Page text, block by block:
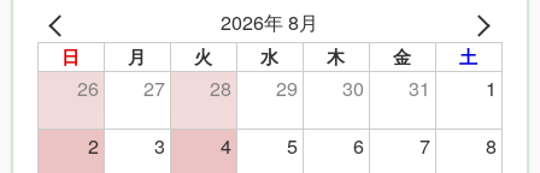
2026年 8月
日 月 火 水 木 金 土
26 27 28 29 30 31
1
2
3 4 5 6 7
8